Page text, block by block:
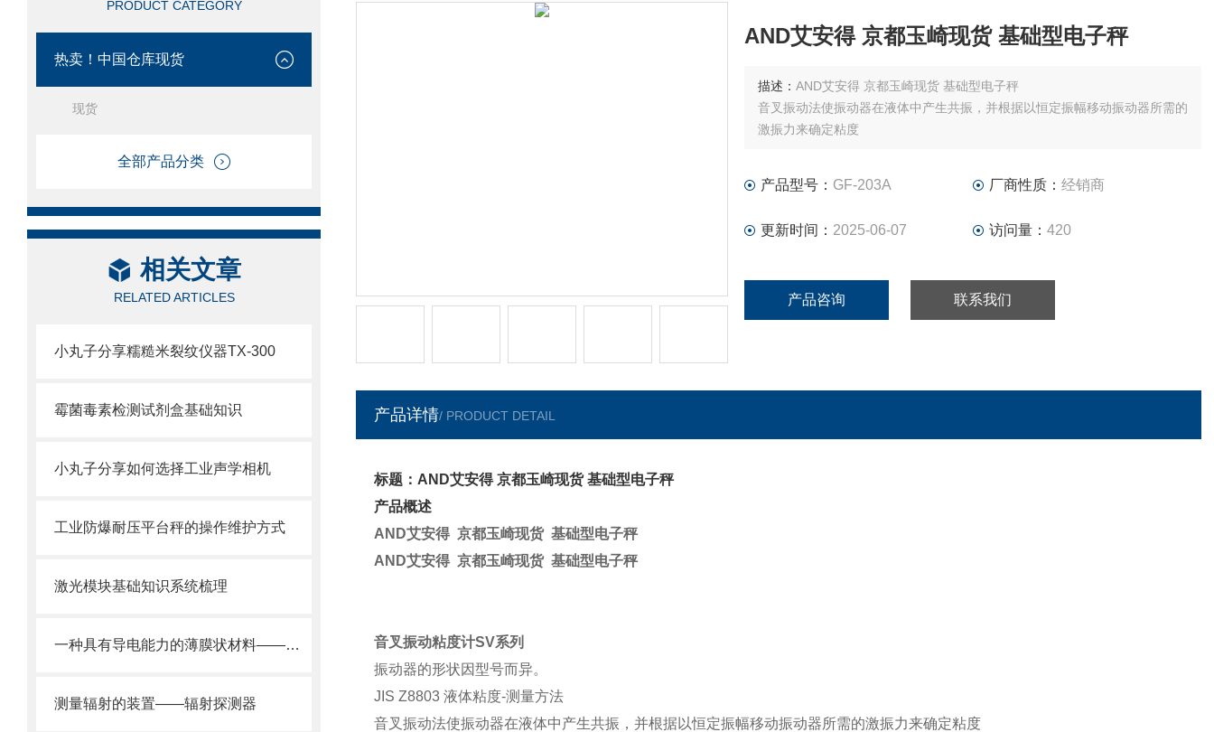
PRODUCT CATEGORY
热卖！中国仓库现货
现货
全部产品分类
相关文章
RELATED ARTICLES
小丸子分享糯糙米裂纹仪器TX-300
霉菌毒素检测试剂盒基础知识
小丸子分享如何选择工业声学相机
工业防爆耐压平台秤的操作维护方式
激光模块基础知识系统梳理
一种具有导电能力的薄膜状材料——导电膜
测量辐射的装置——辐射探测器
AND艾安得 京都玉崎现货 基础型电子秤
描述：
AND艾安得 京都玉崎现货 基础型电子秤
音叉振动法使振动器在液体中产生共振，并根据以恒定振幅移动振动器所需的
激振力来确定粘度
产品型号： GF-203A 厂商性质： 经销商
更新时间： 2025-06-07 访问量： 420
产品咨询 联系我们
产品详情/ PRODUCT DETAIL
标题：AND艾安得 京都玉崎现货 基础型电子秤
产品概述
AND艾安得 京都玉崎现货 基础型电子秤
AND艾安得 京都玉崎现货 基础型电子秤
音叉振动粘度计SV系列
振动器的形状因型号而异。
JIS Z8803 液体粘度-测量方法
音叉振动法使振动器在液体中产生共振，并根据以恒定振幅移动振动器所需的激振力来确定粘度